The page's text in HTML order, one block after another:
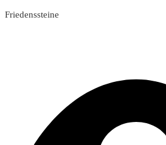
Friedenssteine